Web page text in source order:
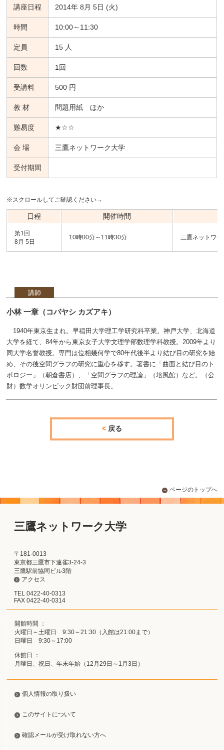
講座日程 2014年 8月 5日 (火)
時間 10:00～11:30
定員 15 人
回数 1回
受講料 500 円
教 材 問題用紙 ほか
難易度 ★☆☆
会 場 三鷹ネットワーク大学
受付期間
※スクロールしてご確認ください→
日程 開催時間
第1回
8月 5日
10時00分～11時30分 三鷹ネットワ
講師
小林 一章（コバヤシ カズアキ）
1940年東京生まれ。早稲田大学理工学研究科卒業。神戸大学、北海道
大学を経て、84年から東京女子大学文理学部数理学科教授。2009年より
同大学名誉教授。専門は位相幾何学で80年代後半より結び目の研究を始
め、その後空間グラフの研究に重心を移す。著書に「曲面と結び目のト
ポロジー」（朝倉書店）、「空間グラフの理論」（培風館）など。（公
財）数学オリンピック財団前理事長。
戻る
ページのトップへ
三鷹ネットワーク大学
〒181-0013
東京都三鷹市下連雀3-24-3
三鷹駅前協同ビル3階
アクセス
TEL 0422-40-0313
FAX 0422-40-0314
開館時間 ：
火曜日～土曜日 9:30～21:30（入館は21:00まで）
日曜日 9:30～17:00
休館日 ：
月曜日、祝日、年末年始（12月29日～1月3日）
個人情報の取り扱い
このサイトについて
確認メールが受け取れない方へ